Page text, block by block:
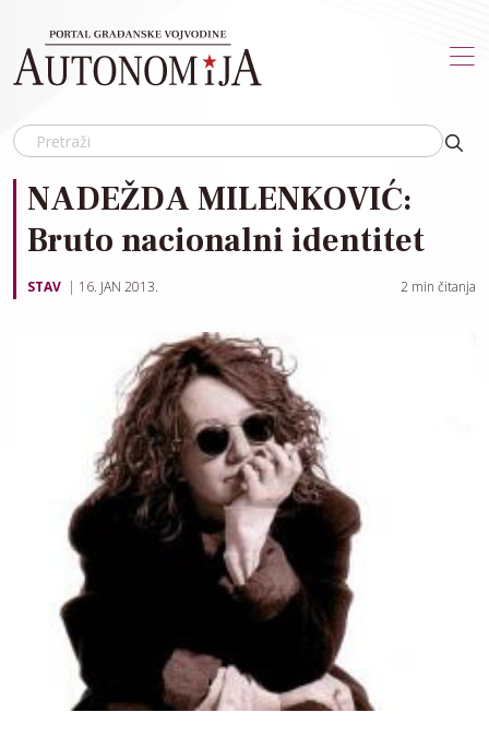
NADEŽDA MILENKOVIĆ:
Bruto nacionalni identitet
STAV 16. JAN 2013. 2 min čitanja